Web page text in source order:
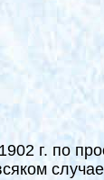
г. по